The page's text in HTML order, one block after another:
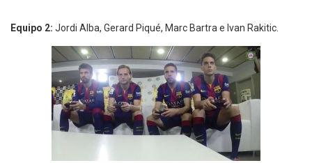
Equipo 2: Jordi Alba, Gerard Piqué, Marc Bartra e Ivan Rakitic.